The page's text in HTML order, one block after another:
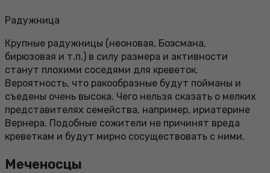
Радужница
Крупные радужницы (неоновая, Боэсмана,
бирюзовая и т.п.) в силу размера и активности
станут плохими соседями для креветок.
Вероятность, что ракообразные будут пойманы и
съедены очень высока. Чего нельзя сказать о мелких
представителях семейства, например, ириатерине
Вернера. Подобные сожители не причинят вреда
креветкам и будут мирно сосуществовать с ними.
Меченосцы